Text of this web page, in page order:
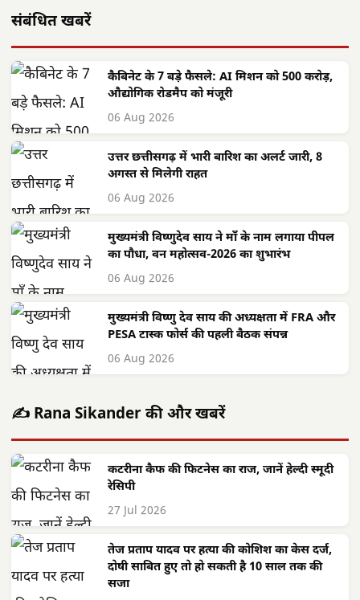
संबंधित खबरें
कैबिनेट के 7 बड़े फैसले: AI मिशन को 500 करोड़,
औद्योगिक रोडमैप को मंजूरी
06 Aug 2026
उत्तर छत्तीसगढ़ में भारी बारिश का अलर्ट जारी, 8
अगस्त से मिलेगी राहत
06 Aug 2026
मुख्यमंत्री विष्णुदेव साय ने माँ के नाम लगाया पीपल
का पौधा, वन महोत्सव-2026 का शुभारंभ
06 Aug 2026
मुख्यमंत्री विष्णु देव साय की अध्यक्षता में FRA और
PESA टास्क फोर्स की पहली बैठक संपन्न
06 Aug 2026
✍️ Rana Sikander की और खबरें
कटरीना कैफ की फिटनेस का राज, जानें हेल्दी स्मूदी
रेसिपी
27 Jul 2026
तेज प्रताप यादव पर हत्या की कोशिश का केस दर्ज,
दोषी साबित हुए तो हो सकती है 10 साल तक की
सजा